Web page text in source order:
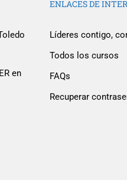
en
ENLACES DE
Líderes contigo,
Todos los cursos
FAQs
Recuperar
con